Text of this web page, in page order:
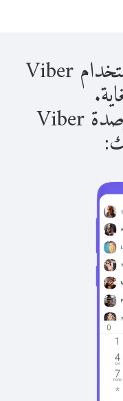
الاتصال على هايتي باستخدام Viber
بمجرد حصولك على أرصدة Viber